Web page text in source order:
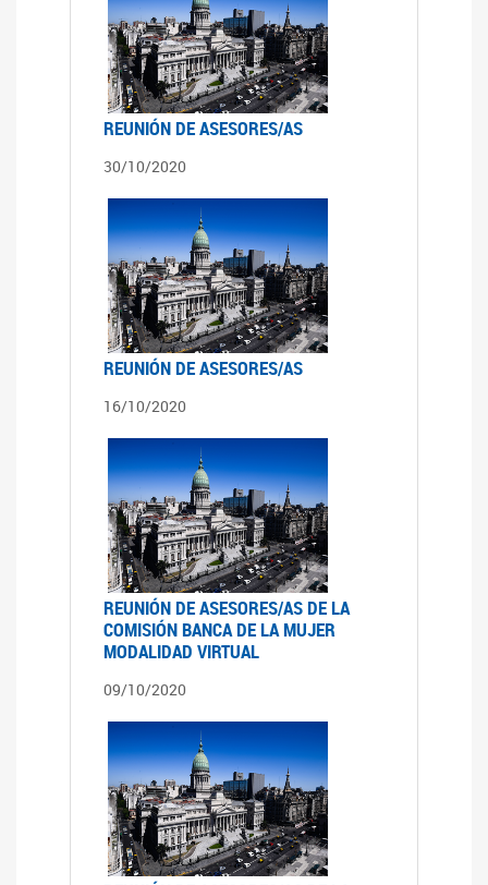
REUNIÓN DE ASESORES/AS
30/10/2020
REUNIÓN DE ASESORES/AS
16/10/2020
REUNIÓN DE ASESORES/AS DE LA
COMISIÓN BANCA DE LA MUJER
MODALIDAD VIRTUAL
09/10/2020